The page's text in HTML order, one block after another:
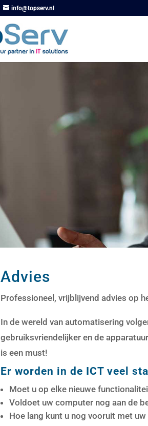
info@topserv.nl
Advies
Professioneel, vrijblijvend advies op
In de wereld van automatisering
gebruiksvriendelijker en de
is een must!
Er worden in de ICT veel
Moet u op elke nieuwe
Voldoet uw computer nog aan de
Hoe lang kunt u nog vooruit met